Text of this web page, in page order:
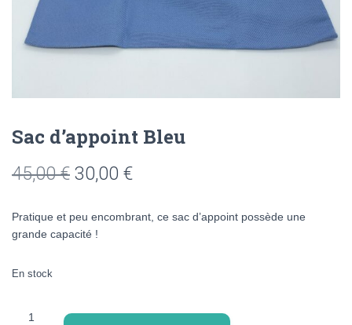
Sac d’appoint Bleu
45,00€ Le
initial
30,00 €Le
Pratique et peu encombrant, ce sac d’appoint possède une
grande capacité !
En stock
quantité